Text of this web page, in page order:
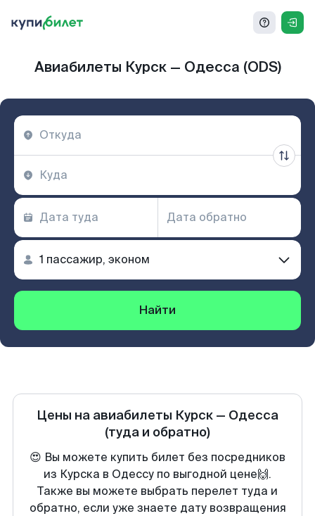
Авиабилеты Курск — Одесса (ODS)
Найти
Цены на авиабилеты Курск — Одесса
(туда и обратно)
😍 Вы можете купить билет без посредников
из Курска в Одессу по выгодной цене🙌.
Также вы можете выбрать перелет туда и
обратно, если уже знаете дату возвращения